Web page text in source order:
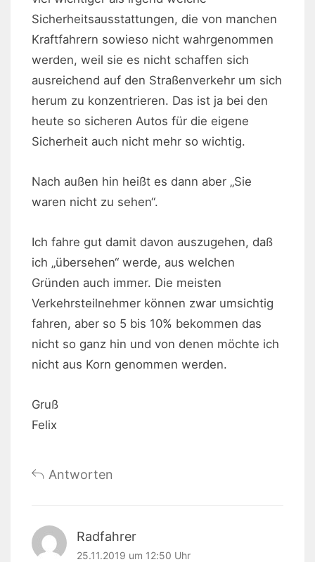
Sicherheitsausstattungen, die von manchen
Kraftfahrern sowieso nicht wahrgenommen
werden, weil sie es nicht schaffen sich
ausreichend auf den Straßenverkehr um sich
herum zu konzentrieren. Das ist ja bei den
heute so sicheren Autos für die eigene
Sicherheit auch nicht mehr so wichtig.
Nach außen hin heißt es dann aber „Sie
waren nicht zu sehen“.
Ich fahre gut damit davon auszugehen, daß
ich „übersehen“ werde, aus welchen
Gründen auch immer. Die meisten
Verkehrsteilnehmer können zwar umsichtig
fahren, aber so 5 bis 10% bekommen das
nicht so ganz hin und von denen möchte ich
nicht aus Korn genommen werden.
Gruß
Felix
Antworten
Radfahrer
25.11.2019 um 12:50 Uhr